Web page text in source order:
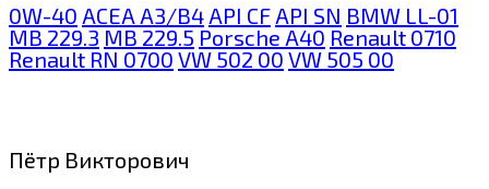
0W-40 ACEA A3/B4 API CF API SN BMW LL-01
MB 229.3 MB 229.5 Porsche A40 Renault 0710
Renault RN 0700 VW 502 00 VW 505 00
Пётр Викторович